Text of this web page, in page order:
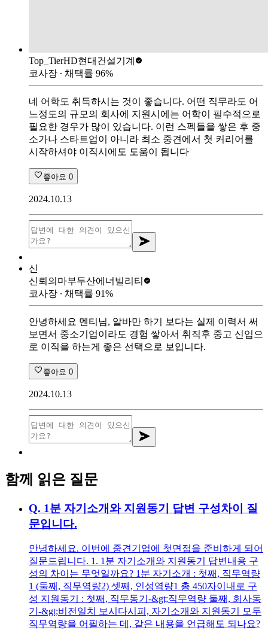
Top_TierHD현대건설기계
코사장 ∙ 채택률 96%
네 어학도 취득하시는 것이 좋습니다. 어떤 직무라도 어
느정도의 규모의 회사에 지원시에는 어학이 필수적으로
필요한 경우가 많이 있습니다. 이런 스펙들을 쌓은 후 중
소가나 스타트업이 아니라 최소 중견에서 첫 커리어를
시작하셔야 이직시에도 도움이 됩니다
좋아요 0
2024.10.13
신
신뢰의마부두산에너빌리티
코사장 ∙ 채택률 91%
안녕하세요 멘티님, 알바만 하기 보다는 실제 이력서 써
보면서 중소기업이라도 경험 쌓아서 취직후 중고 신입으
로 이직을 하는게 좋은 선택으로 보입니다.
좋아요 0
2024.10.13
함께 읽은 질문
Q. 1분 자기소개와 지원동기 답변 구성차이 질
문입니다.
안녕하세요. 이번에 중견기업에 첫면접을 준비하게 되어
질문드립니다. 1. 1분 자기소개와 지원동기 답변내용 구
성의 차이는 무엇일까요? 1분 자기소개 : 첫째, 직무역량
1 (둘째, 직무역량2) 셋째, 인성역량1 총 450자이내로 구
성 지원동기 : 첫째, 직무동기-&gt;직무역량 둘째, 회사동
기-&gt;비전일치 보시다시피, 자기소개와 지원동기 모두
직무역량을 어필하는 데, 같은 내용을 언급해도 되나요?